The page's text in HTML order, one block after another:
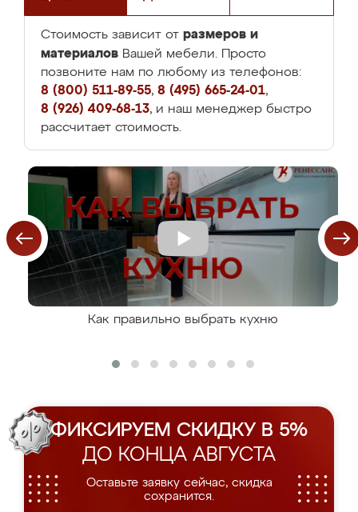
Стоимость зависит от размеров и
материалов Вашей мебели. Просто
позвоните нам по любому из телефонов:
8 (800) 511-89-55, 8 (495) 665-24-01,
8 (926) 409-68-13, и наш менеджер быстро
рассчитает стоимость.
Как правильно выбрать кухню
ФИКСИРУЕМ СКИДКУ В 5%
ДО КОНЦА АВГУСТА
Оставьте заявку сейчас, скидка
сохранится.